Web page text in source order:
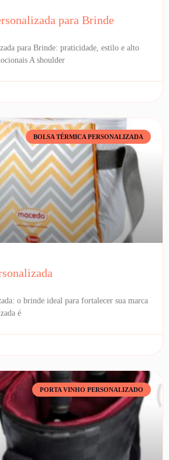
para Brinde
para Brinde: praticidade, estilo e alto
A shoulder
BOLSA TÉRMICA PERSONALIZADA
o brinde ideal para fortalecer sua marca
é
PORTA VINHO PERSONALIZADO